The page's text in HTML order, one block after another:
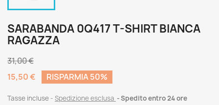
SARABANDA 0Q417 T-SHIRT BIANCA
RAGAZZA
31,00 €
15,50 €
RISPARMIA 50%
Tasse incluse Spedizione esclusa Spedito entro 24 ore